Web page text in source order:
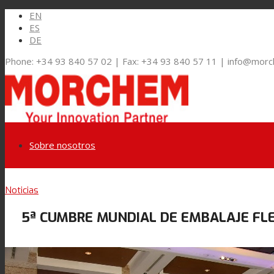
EN
ES
DE
Phone: +34 93 840 57 02 | Fax: +34 93 840 57 11 |
Link to Youtube
Link to Mail
Sobre nosotros
Mercados y Soluciones
Noticias
5ª CUMBRE MUNDIAL DE EMBALAJE